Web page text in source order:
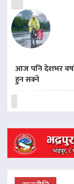
आज पनि देशभर
हुन सक्ने